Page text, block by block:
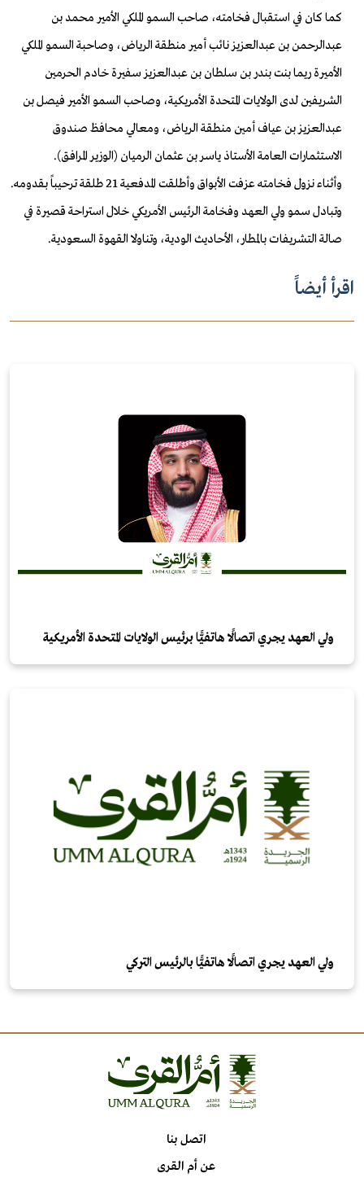
كما كان في استقبال فخامته، صاحب السمو الملكي الأمير محمد بن
عبدالرحمن بن عبدالعزيز نائب أمير منطقة الرياض، وصاحبة السمو الملكي
الأميرة ريما بنت بندر بن سلطان بن عبدالعزيز سفيرة خادم الحرمين
الشريفين لدى الولايات المتحدة الأمريكية، وصاحب السمو الأمير فيصل بن
عبدالعزيز بن عياف أمين منطقة الرياض، ومعالي محافظ صندوق
الاستثمارات العامة الأستاذ ياسر بن عثمان الرميان (الوزير المرافق).
وأثناء نزول فخامته عزفت الأبواق وأطلقت المدفعية 21 طلقة ترحيباً بقدومه.
وتبادل سمو ولي العهد وفخامة الرئيس الأمريكي خلال استراحة قصيرة في
صالة التشريفات بالمطار، الأحاديث الودية، وتناولا القهوة السعودية.
اقرأ أيضاً
ولي العهد يجري اتصالًا هاتفيًّا برئيس الولايات المتحدة الأمريكية
ولي العهد يجري اتصالًا هاتفيًّا بالرئيس التركي
اتصل بنا
عن أم القرى